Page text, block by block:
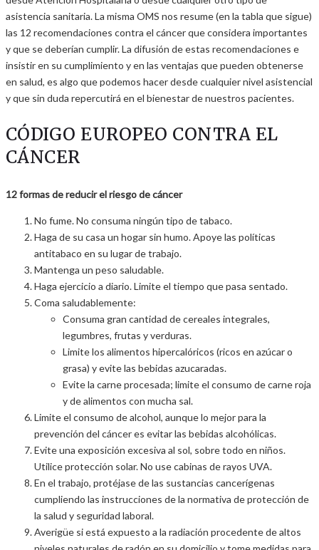
asistencia sanitaria. La misma OMS nos resume (en la tabla que sigue)
las 12 recomendaciones contra el cáncer que considera importantes
y que se deberían cumplir. La difusión de estas recomendaciones e
insistir en su cumplimiento y en las ventajas que pueden obtenerse
en salud, es algo que podemos hacer desde cualquier nivel asistencial
y que sin duda repercutirá en el bienestar de nuestros pacientes.
CÓDIGO EUROPEO CONTRA EL
CÁNCER
12 formas de reducir el riesgo de cáncer
No fume. No consuma ningún tipo de tabaco.
Haga de su casa un hogar sin humo. Apoye las políticas
antitabaco en su lugar de trabajo.
Mantenga un peso saludable.
Haga ejercicio a diario. Limite el tiempo que pasa sentado.
Coma saludablemente:
Consuma gran cantidad de cereales integrales,
legumbres, frutas y verduras.
Limite los alimentos hipercalóricos (ricos en azúcar o
grasa) y evite las bebidas azucaradas.
Evite la carne procesada; limite el consumo de carne roja
y de alimentos con mucha sal.
Limite el consumo de alcohol, aunque lo mejor para la
prevención del cáncer es evitar las bebidas alcohólicas.
Evite una exposición excesiva al sol, sobre todo en niños.
Utilice protección solar. No use cabinas de rayos UVA.
En el trabajo, protéjase de las sustancias cancerígenas
cumpliendo las instrucciones de la normativa de protección de
la salud y seguridad laboral.
Averigüe si está expuesto a la radiación procedente de altos